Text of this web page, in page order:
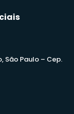
São Paulo – Cep.